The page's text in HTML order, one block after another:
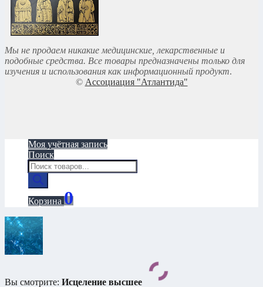
Мы не продаем никакие медицинские, лекарственные и
подобные средства. Все товары предназначены только для
изучения и использования как информационный продукт.
© Ассоциация "Атлантида"
Моя учётная запись
Поиск
Поиск
товаров
Корзина 0
Вы смотрите: Исцеление высшее